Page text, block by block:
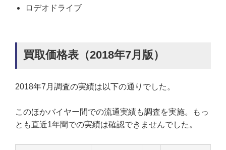
ロデオドライブ
買取価格表（2018年7月版）
2018年7月調査の実績は以下の通りでした。
このほかバイヤー間での流通実績も調査を実施。もっ
とも直近1年間での実績は確認できませんでした。